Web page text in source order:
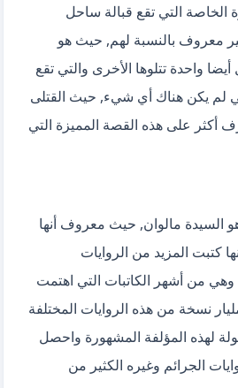
الخاصة التي تقع قبالة ساحل
معروف بالنسبة لهم, حيث هو
واحدة تتلوها الأخرى والتي تقع
لم يكن هناك أي شيء, حيث القتلى
على هذه القصة المميزة التي
السيدة مالوان, حيث معروف أنها
كتبت المزيد من الروايات
من أشهر الكاتبات التي اهتمت
نسخة من هذه الروايات المختلفة
حمل الكتاب بكل سهولة لهذه المؤلفة المشهورة واحصل
الجرائم وغيره الكثير من